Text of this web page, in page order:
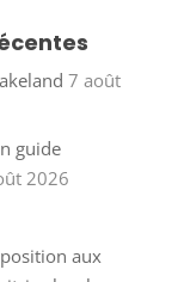
7 août
guide
2026
aux